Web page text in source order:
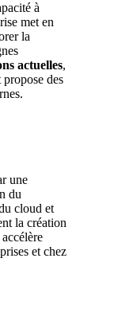
à
met en
la
actuelles,
des
une
du
cloud et
la création
et chez